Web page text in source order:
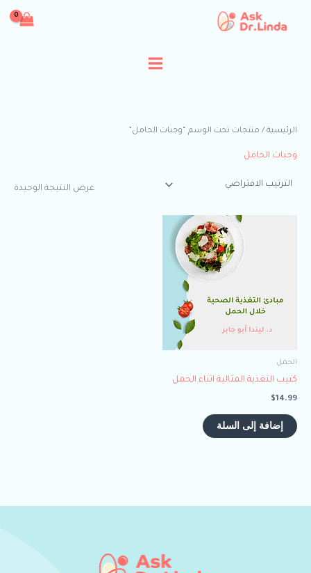
الرئيسية / منتجات تحت الوسم “وجبات الحامل”
وجبات الحامل
عرض النتيجة الوحيدة
الحمل
كتيب التغذية المثالية اثناء الحمل
$14.99
إضافة إلى السلة